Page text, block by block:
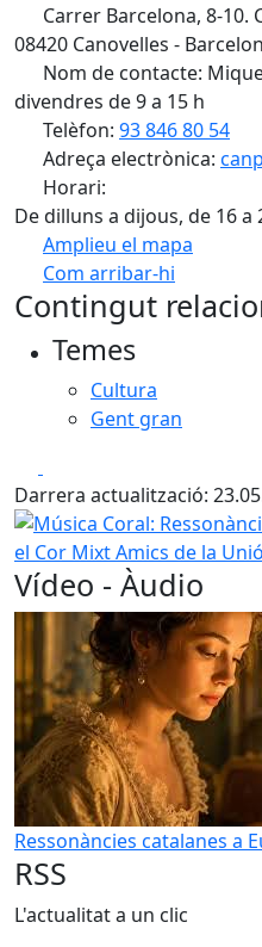
Carrer Barcelona, 8-10.
08420 Canovelles -
Nom de contacte:
divendres de 9 a 15 h
Telèfon: 93 846 80 54
Adreça electrònica:
Horari:
De dilluns a dijous, de 16 a
Amplieu el mapa
Com arribar-hi
+
Contingut
Temes
Cultura
Gent gran
Darrera actualització:
Música Coral:
Vídeo - Àudio
Ressonàncies catalanes a
RSS
L'actualitat a un clic